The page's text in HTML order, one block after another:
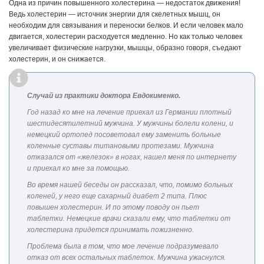
Одна из причин повышенного холестерина — недостаток движения!
Ведь холестерин — источник энергии для скелетных мышц, он
необходим для связывания и переноски белков. И если человек мало
двигается, холестерин расходуется медленно. Но как только человек
увеличивает физические нагрузки, мышцы, образно говоря, съедают
холестерин, и он снижается.
Случай из практики доктора Евдокименко.
Год назад ко мне на лечение приехал из Германии плотный
шестидесятилетний мужчина. У мужчины болели колени, и
немецкий ортопед посоветовал ему заменить больные
коленные суставы титановыми протезами. Мужчина
отказался от «железок» в ногах, нашел меня по интернету
и приехал ко мне за помощью.
Во время нашей беседы он рассказал, что, помимо больных
коленей, у него еще сахарный диабет 2 типа. Плюс
повышен холестерин. И по этому поводу он пьет
таблетки. Немецкие врачи сказали ему, что таблетки от
холестерина придется принимать пожизненно.
Проблема была в том, что мое лечение подразумевало
отказ от всех остальных таблеток. Мужчина ужаснулся.